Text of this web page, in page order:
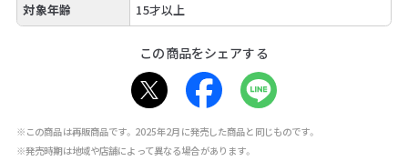
対象年齢
15才以上
この商品をシェアする
※この商品は再販商品です。2025年2月に発売した商品と同じものです。
※発売時期は地域や店舗によって異なる場合があります。